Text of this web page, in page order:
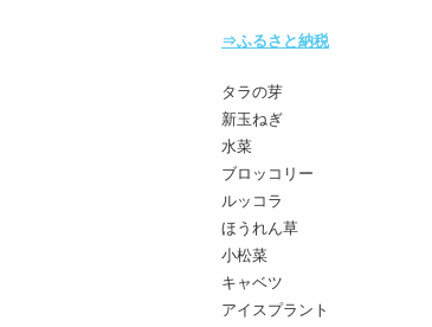
⇒ふるさと納税
タラの芽
新玉ねぎ
水菜
ブロッコリー
ルッコラ
ほうれん草
小松菜
キャベツ
アイスプラント